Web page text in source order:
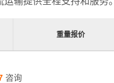
重量报价
咨询